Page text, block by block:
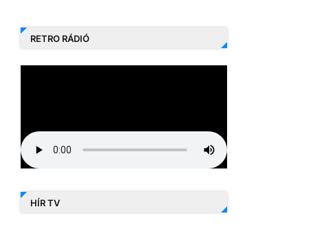
RETRO RÁDIÓ
HÍR TV